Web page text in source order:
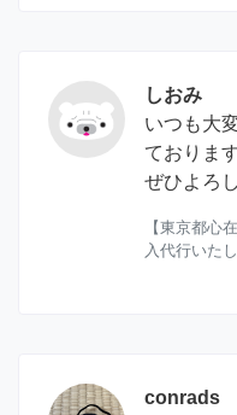
しおみ
いつも大
ておりま
ぜひよろ
【東京都心
入代行いた
conrads